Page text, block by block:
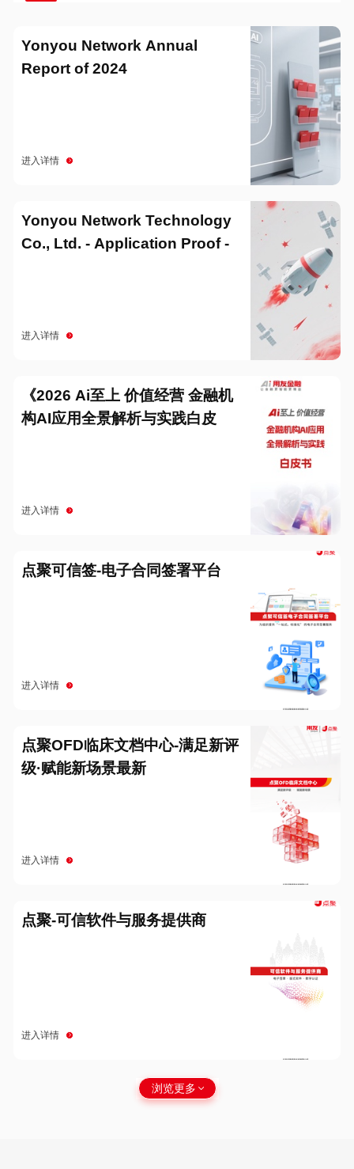
Yonyou Network Annual
Report of 2024
进入详情
Yonyou Network Technology
Co., Ltd. - Application Proof -
进入详情
《2026 Ai至上 价值经营 金融机
构AI应用全景解析与实践白皮
进入详情
点聚可信签-电子合同签署平台
进入详情
点聚OFD临床文档中心-满足新评
级·赋能新场景最新
进入详情
点聚-可信软件与服务提供商
进入详情
浏览更多